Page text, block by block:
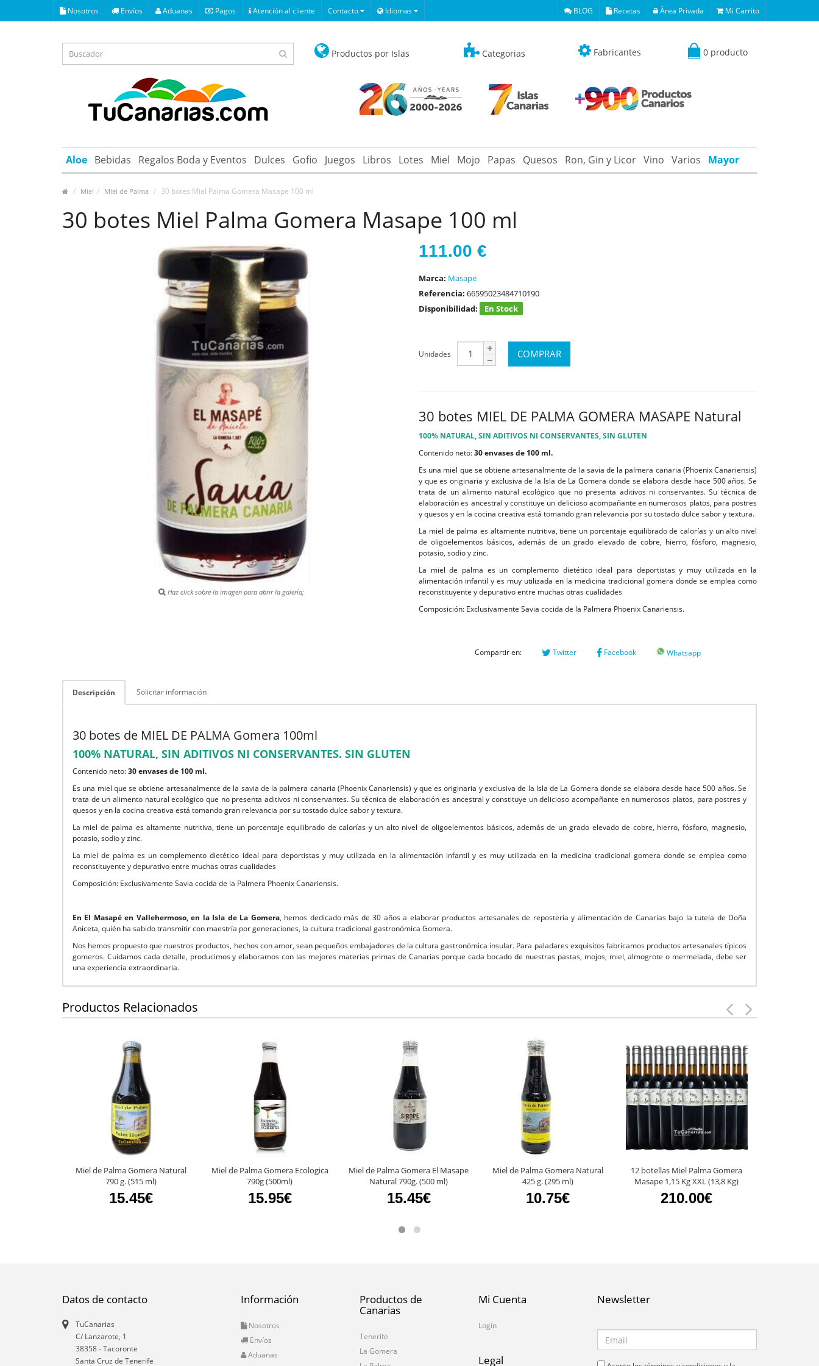
Nosotros Envíos Aduanas Pagos Atención al cliente Contacto Idiomas BLOG Recetas Área Privada Mi Carrito
Productos por Islas Categorias Fabricantes 0 producto
Aloe Bebidas Regalos Boda y Eventos Dulces Gofio Juegos Libros Lotes Miel Mojo Papas Quesos Ron, Gin y Licor Vino Varios Mayor
Miel Miel de Palma 30 botes Miel Palma Gomera Masape 100 ml
30 botes Miel Palma Gomera Masape 100 ml
Haz click sobre la imagen para abrir la galería;
111.00 €
Marca: Masape
Referencia: 66595023484710190
Disponibilidad:
En Stock
Unidades
30 botes MIEL DE PALMA GOMERA MASAPE Natural
100% NATURAL, SIN ADITIVOS NI CONSERVANTES, SIN GLUTEN
Contenido neto:30 envases de 100 ml.
Es una miel que se obtiene artesanalmente de la savia de la palmera canaria (Phoenix Canariensis)
y que es originaria y exclusiva de la Isla de La Gomera donde se elabora desde hace 500 años. Se
trata de un alimento natural ecológico que no presenta aditivos ni conservantes. Su técnica de
elaboración es ancestral y constituye un delicioso acompañante en numerosos platos, para postres
y quesos y en la cocina creativa está tomando gran relevancia por su tostado dulce sabor y textura.
La miel de palma es altamente nutritiva, tiene un porcentaje equilibrado de calorías y un alto nivel
de oligoelementos básicos, además de un grado elevado de cobre, hierro, fósforo, magnesio,
potasio, sodio y zinc.
La miel de palma es un complemento dietético ideal para deportistas y muy utilizada en la
alimentación infantil y es muy utilizada en la medicina tradicional gomera donde se emplea como
reconstituyente y depurativo entre muchas otras cualidades
Composición: Exclusivamente Savia cocida de la Palmera Phoenix Canariensis.
Compartir en: Twitter Facebook Whatsapp
Descripción Solicitar información
30 botes de MIEL DE PALMA Gomera 100ml
100% NATURAL, SIN ADITIVOS NI CONSERVANTES. SIN GLUTEN
Contenido neto:30 envases de 100 ml.
Es una miel que se obtiene artesanalmente de la savia de la palmera canaria (Phoenix Canariensis) y que es originaria y exclusiva de la Isla de La Gomera donde se elabora desde hace 500 años. Se
trata de un alimento natural ecológico que no presenta aditivos ni conservantes. Su técnica de elaboración es ancestral y constituye un delicioso acompañante en numerosos platos, para postres y
quesos y en la cocina creativa está tomando gran relevancia por su tostado dulce sabor y textura.
La miel de palma es altamente nutritiva, tiene un porcentaje equilibrado de calorías y un alto nivel de oligoelementos básicos, además de un grado elevado de cobre, hierro, fósforo, magnesio,
potasio, sodio y zinc.
La miel de palma es un complemento dietético ideal para deportistas y muy utilizada en la alimentación infantil y es muy utilizada en la medicina tradicional gomera donde se emplea como
reconstituyente y depurativo entre muchas otras cualidades
Composición: Exclusivamente Savia cocida de la Palmera Phoenix Canariensis.
En El Masapé en Vallehermoso, en la Isla de La Gomera, hemos dedicado más de 30 años a elaborar productos artesanales de repostería y alimentación de Canarias bajo la tutela de Doña
Aniceta, quién ha sabido transmitir con maestría por generaciones, la cultura tradicional gastronómica Gomera.
Nos hemos propuesto que nuestros productos, hechos con amor, sean pequeños embajadores de la cultura gastronómica insular. Para paladares exquisitos fabricamos productos artesanales típicos
gomeros. Cuidamos cada detalle, producimos y elaboramos con las mejores materias primas de Canarias porque cada bocado de nuestras pastas, mojos, miel, almogrote o mermelada, debe ser
una experiencia extraordinaria.
Productos Relacionados
Miel de Palma Gomera Natural
790 g. (515 ml)
15.45€
Miel de Palma Gomera Ecologica
790g (500ml)
15.95€
Miel de Palma Gomera El Masape
Natural 790g. (500 ml)
15.45€
Miel de Palma Gomera Natural
425 g. (295 ml)
10.75€
12 botellas Miel Palma Gomera
Masape 1,15 Kg XXL (13,8 Kg)
210.00€
Datos de contacto
TuCanarias
C/ Lanzarote, 1
38358-Tacoronte
Santa Cruz de Tenerife
Información
Nosotros
Envíos
Aduanas
Productos de
Canarias
Tenerife
La Gomera
Mi Cuenta
Login
Legal
Newsletter